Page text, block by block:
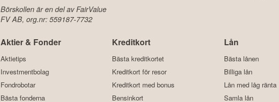
Börskollen är en del av FairValue
FV AB, org.nr: 559187-7732
Aktier & Fonder
Aktietips
Investmentbolag
Fondrobotar
Bästa fonderna
Kreditkort
Bästa kreditkortet
Kreditkort för resor
Kreditkort med bonus
Bensinkort
Lån
Bästa lånen
Billiga lån
Lån med låg ränta
Samla lån